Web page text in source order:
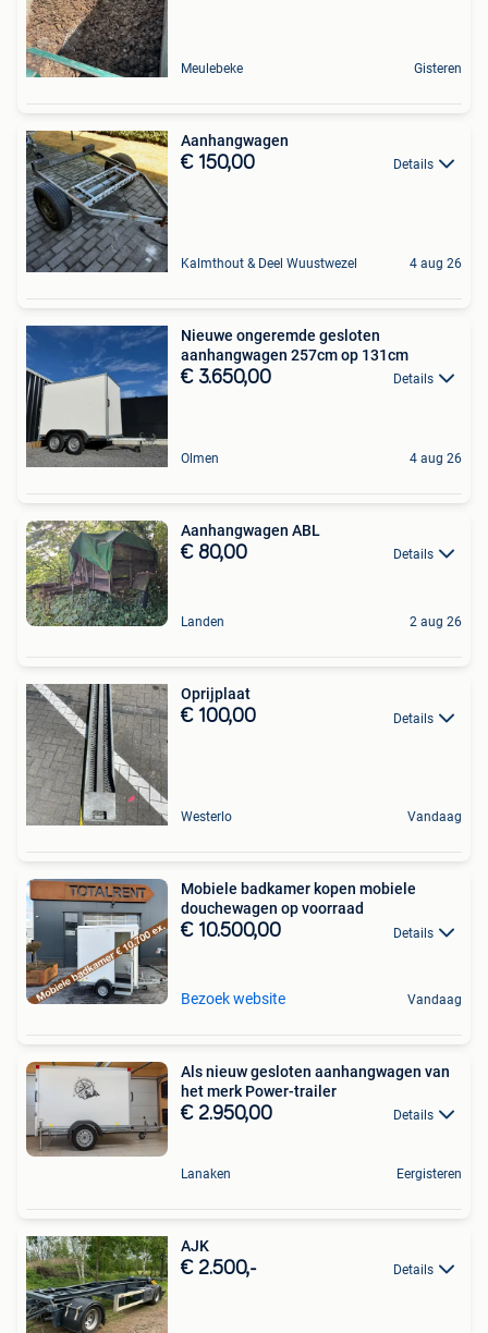
Meulebeke Gisteren
Aanhangwagen
€ 150,00 Details
Kalmthout & Deel Wuustwezel 4 aug 26
Nieuwe ongeremde gesloten
aanhangwagen 257cm op 131cm
€ 3.650,00 Details
Olmen 4 aug 26
Aanhangwagen ABL
€ 80,00 Details
Landen 2 aug 26
Oprijplaat
€ 100,00 Details
Westerlo Vandaag
Mobiele badkamer kopen mobiele
douchewagen op voorraad
€ 10.500,00 Details
Bezoek website Vandaag
Als nieuw gesloten aanhangwagen van
het merk Power-trailer
€ 2.950,00 Details
Lanaken Eergisteren
AJK
€ 2.500,- Details